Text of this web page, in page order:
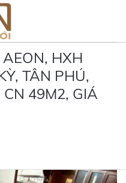
HXH
TÂN PHÚ,
49M2, GIÁ